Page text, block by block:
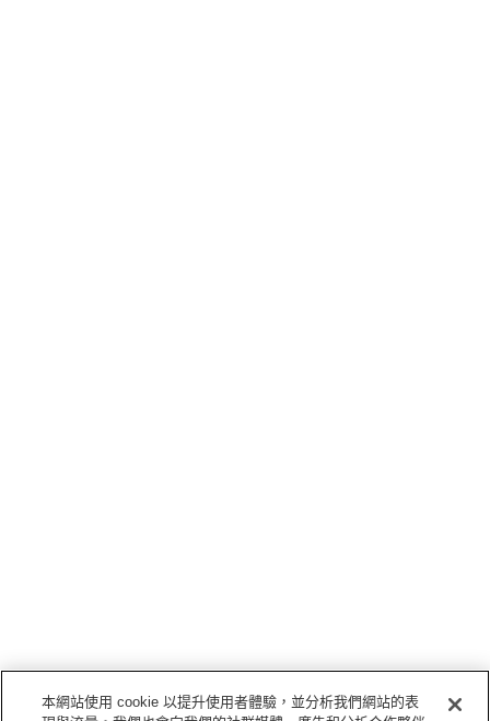
本網站使用 cookie 以提升使用者體驗，並分析我們網站的表